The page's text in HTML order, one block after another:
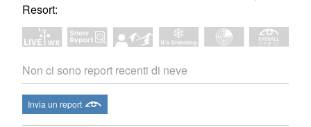
Resort:
Non ci sono report recenti di neve
Invia un report